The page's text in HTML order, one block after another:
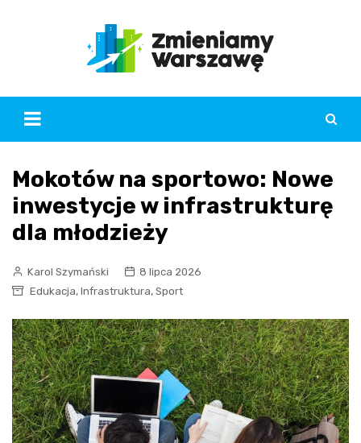
Mokotów na sportowo: Nowe
inwestycje w infrastrukturę
dla młodzieży
Karol Szymański
8 lipca 2026
Edukacja, Infrastruktura, Sport